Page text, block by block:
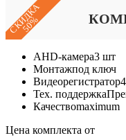
СКИДКА
50%
AHD-камера3 шт
Монтажпод ключ
Видеорегистратор
Тех. поддержка
Качествоmaximum
Цена комплекта от